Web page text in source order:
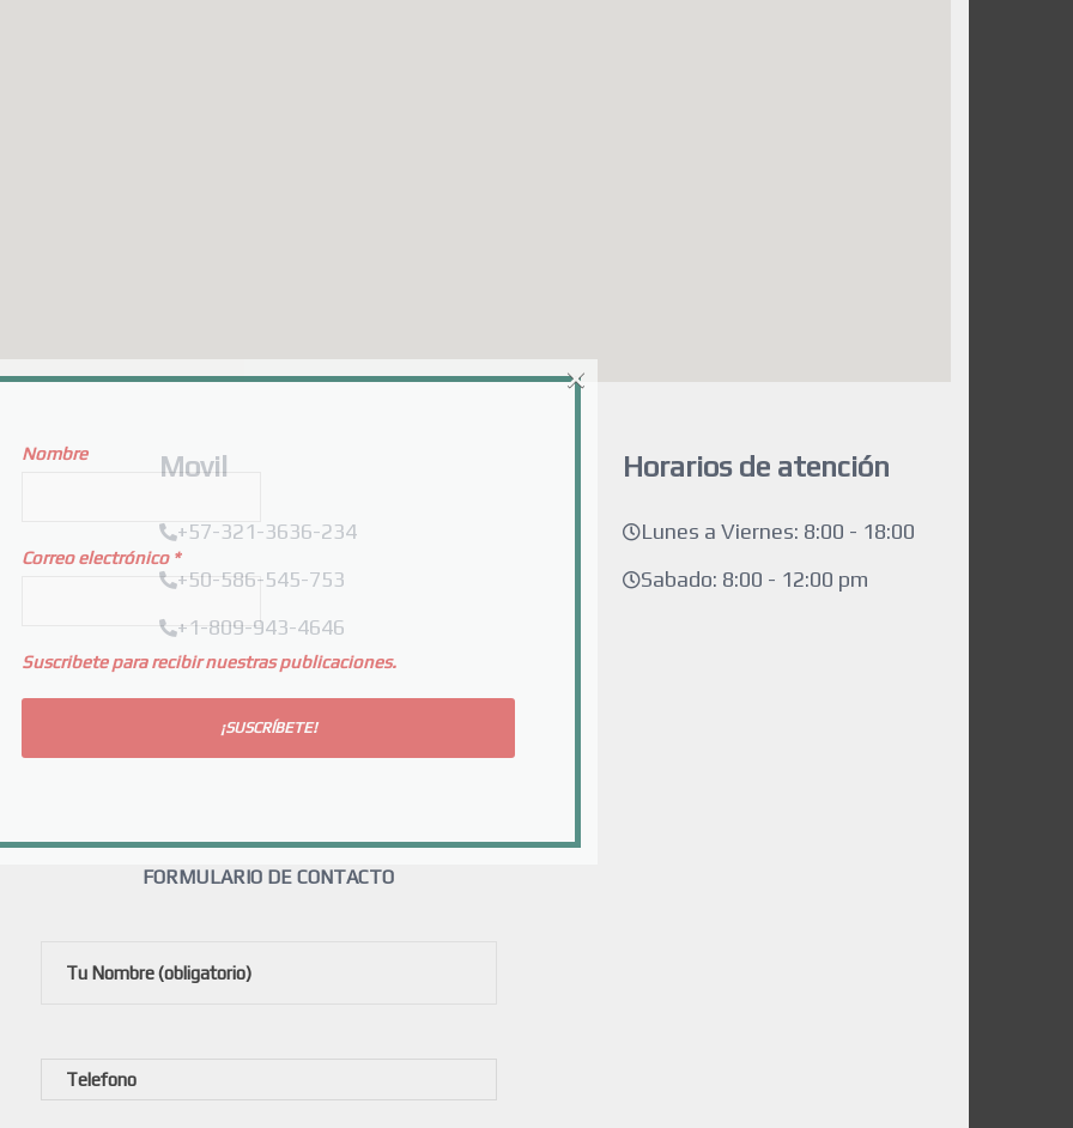
Movil
+57-321-3636-234
+50-586-545-753
+1-809-943-4646
Horarios de atención
Lunes a Viernes: 8:00 - 18:00
Sabado: 8:00 - 12:00 pm
FORMULARIO DE CONTACTO
Nombre
Correo electrónico *
Suscribete para recibir nuestras publicaciones.
×